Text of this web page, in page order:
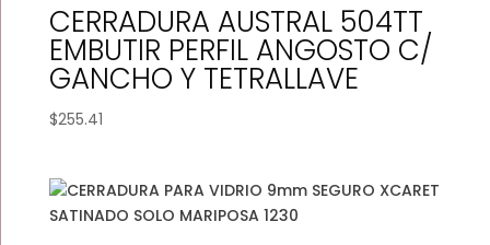
CERRADURA AUSTRAL 504TT
EMBUTIR PERFIL ANGOSTO C/
GANCHO Y TETRALLAVE
$255.41